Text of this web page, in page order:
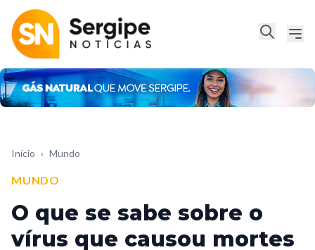
Início › Mundo
MUNDO
O que se sabe sobre o
vírus que causou mortes